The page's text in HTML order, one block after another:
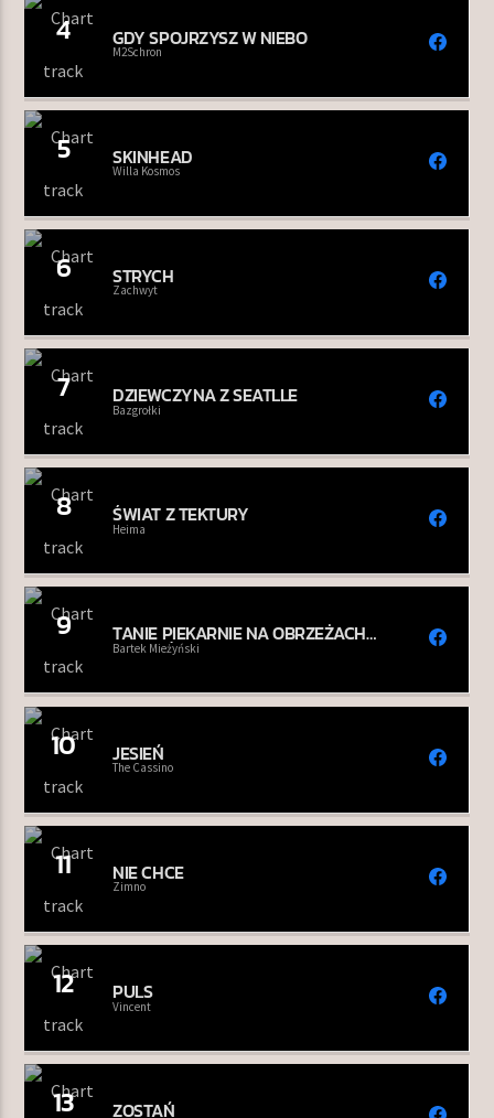
4 GDY SPOJRZYSZ W NIEBO
M2Schron
5 SKINHEAD
Willa Kosmos
6 STRYCH
Zachwyt
7 DZIEWCZYNA Z SEATLLE
Bazgrołki
8 ŚWIAT Z TEKTURY
Heima
9 TANIE PIEKARNIE NA OBRZEŻACH
CENTRÓW STOLIC
Bartek Mieżyński
10 JESIEŃ
The Cassino
11 NIE CHCE
Zimno
12 PULS
Vincent
13 ZOSTAŃ